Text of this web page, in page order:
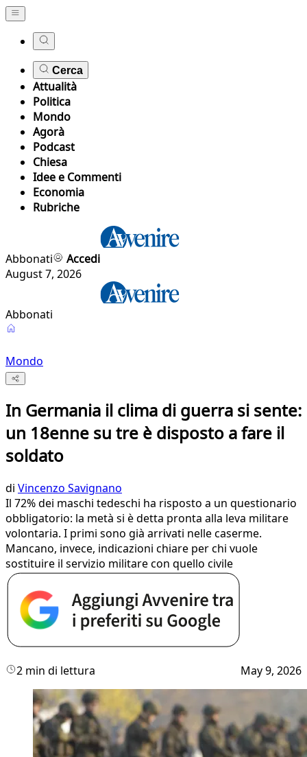
Cerca
Attualità
Politica
Mondo
Agorà
Podcast
Chiesa
Idee e Commenti
Economia
Rubriche
Abbonati
Accedi
August 7, 2026
Abbonati
Mondo
In Germania il clima di guerra si sente:
un 18enne su tre è disposto a fare il
soldato
di Vincenzo Savignano
Il 72% dei maschi tedeschi ha risposto a un questionario
obbligatorio: la metà si è detta pronta alla leva militare
volontaria. I primi sono già arrivati nelle caserme.
Mancano, invece, indicazioni chiare per chi vuole
sostituire il servizio militare con quello civile
2 min di lettura May 9, 2026